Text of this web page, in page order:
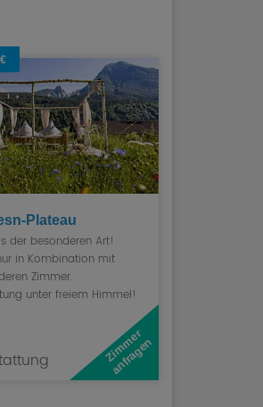
Plateau
der besonderen Art!
in Kombination mit
Zimmer.
unter freiem Himmel!
Z
i
m
m
e
r
a
n
f
r
a
g
e
n